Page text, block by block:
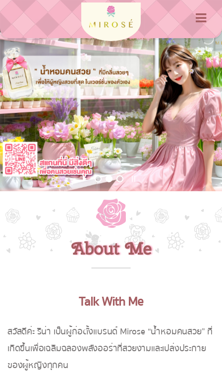
About Me
Talk With Me
สวัสดีค่ะ ริน่า เป็นผู้ก่อตั้งแบรนด์ Mirose “น้ำหอมคนสวย” ที่
เกิดขึ้นเพื่อเฉลิมฉลองพลังออร่าที่สวยงามและเปล่งประกาย
ของผู้หญิงทุกคน